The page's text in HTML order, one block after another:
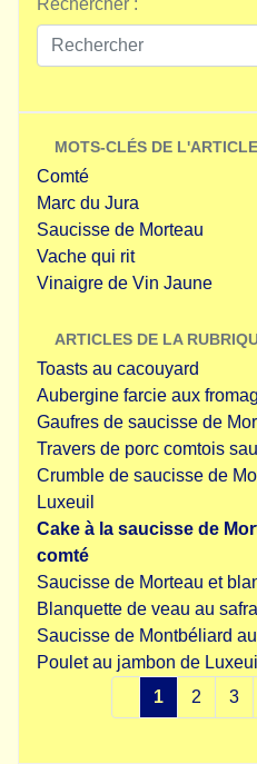
Rechercher :
MOTS-CLÉS DE L'ARTICLE
Comté
Marc du Jura
Saucisse de Morteau
Vache qui rit
Vinaigre de Vin Jaune
ARTICLES DE LA
Toasts au cacouyard
Aubergine farcie aux
Gaufres de saucisse de
Travers de porc comtois
Crumble de saucisse de
Luxeuil
Cake à la saucisse de
comté
Saucisse de Morteau et
Blanquette de veau au
Saucisse de Montbéliard
Poulet au jambon de Luxeuil
1
2 3